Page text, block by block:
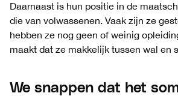
Daarnaast is hun positie in de
die van volwassenen. Vaak zijn ze
hebben ze nog geen of weinig
maakt dat ze makkelijk tussen wal en
We snappen dat het